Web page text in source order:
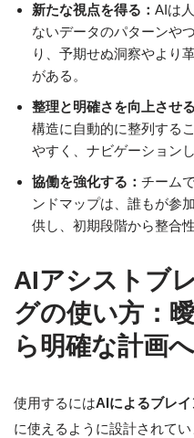
新たな視点を得る： AIは
ないデータのパターンや
り、予期せぬ洞察やより
がある。
整理と明確さを向上させる
構造に自動的に整列する
やすく、ナビゲーション
協働を強化する： チーム
ンドマップは、誰もが参
供し、初期段階から整合
AIアシストブ
グの使い方：
ら明確な計画へ
使用するにはAIによるブレ
に使えるように設計されて